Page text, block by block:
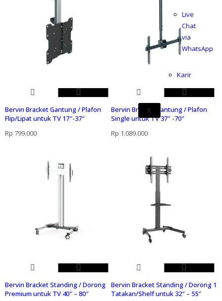
Live
Chat
via
WhatsApp
Karir
X
Bervin Bracket Gantung / Plafon
Flip/Lipat untuk TV 17″-37″
Rp 799.000
Bervin Bracket Gantung / Plafon
Single untuk TV 37″ -70″
Rp 1.089.000
Bervin Bracket Standing / Dorong
Premium untuk TV 40″ – 80″
Bervin Bracket Standing / Dorong 1
Tatakan/Shelf untuk 32″ – 55″